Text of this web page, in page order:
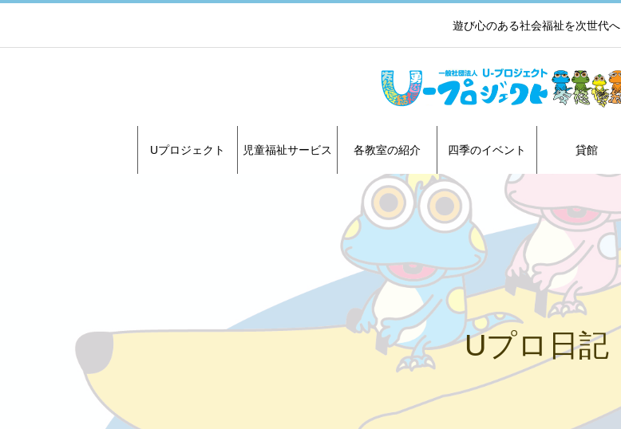
遊び心のある社会福祉を次世代へ
Uプロジェクト 児童福祉サービス 各教室の紹介 四季のイベント 貸館
Uプロ日記